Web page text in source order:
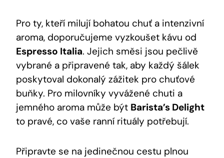
Pro ty, kteří milují bohatou chuť a intenzivní
aroma, doporučujeme​ vyzkoušet kávu od ​
Espresso Italia. Jejich směsi jsou⁢ pečlivě
vybrané a ​připravené‍ tak, aby každý‍ šálek
poskytoval dokonalý zážitek pro chuťové
buňky. ⁣Pro milovníky vyvážené⁣ chuti a
jemného aroma může být Barista’s Delight
to ‍pravé, co ‌vaše‌ ranní‌ rituály ​potřebují.
Připravte‍ se na jedinečnou cestu plnou